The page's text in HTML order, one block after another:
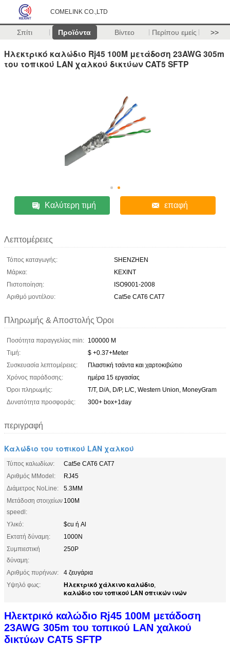
COMELINK CO.,LTD
Σπίτι Προϊόντα Βίντεο Περίπου εμείς >>
Ηλεκτρικό καλώδιο Rj45 100M μετάδοση 23AWG 305m
του τοπικού LAN χαλκού δικτύων CAT5 SFTP
Καλύτερη τιμή επαφή
Λεπτομέρειες
Τόπος καταγωγής:
SHENZHEN
Μάρκα:
KEXINT
Πιστοποίηση:
ISO9001-2008
Αριθμό μοντέλου:
Cat5e CAT6 CAT7
Πληρωμής & Αποστολής Όροι
Ποσότητα παραγγελίας min: 100000 Μ
Τιμή:
$ +0.37+Meter
Συσκευασία λεπτομέρειες:
Πλαστική τσάντα και χαρτοκιβώτιο
Χρόνος παράδοσης:
ημέρα 15 εργασίας
Όροι πληρωμής:
T/T, D/A, D/P, L/C, Western Union, MoneyGram
Δυνατότητα προσφοράς:
300+ box+1day
περιγραφή
Καλώδιο του τοπικού LAN χαλκού
Τύπος καλωδίων:
Cat5e CAT6 CAT7
Αριθμός MModel:
RJ45
Διάμετρος NoLine:
5.3MM
Μετάδοση στοιχείων
speedl:
100M
Υλικό:
$cu ή Al
Εκτατή δύναμη:
1000N
Συμπιεστική
δύναμη:
250P
Αριθμός πυρήνων:
4 ζευγάρια
Υψηλό φως:
Ηλεκτρικό χάλκινο καλώδιο,
καλώδιο του τοπικού LAN οπτικών ινών
Ηλεκτρικό καλώδιο Rj45 100M μετάδοση
23AWG 305m του τοπικού LAN χαλκού
δικτύων CAT5 SFTP